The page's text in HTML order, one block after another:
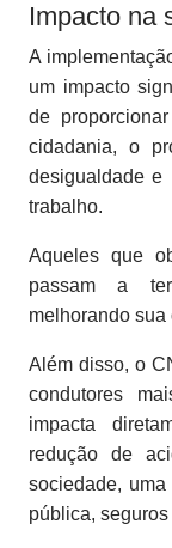
Impacto na
A
um impacto
de
cidadania, o
desigualdade e
trabalho.
Aqueles que
passam a
melhorando
Além disso, o
condutores
impacta
redução de
sociedade,
pública,